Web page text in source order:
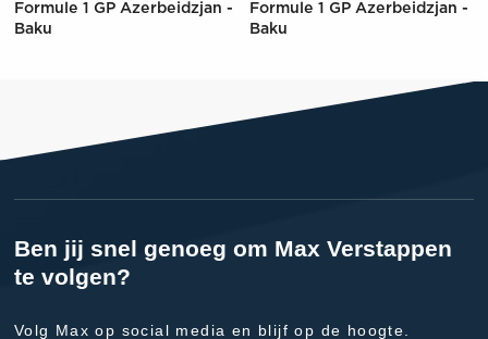
Formule 1 GP Azerbeidzjan -
Baku
Formule 1 GP Azerbeidzjan -
Baku
Ben jij snel genoeg om Max Verstappen
te volgen?
Volg Max op social media en blijf op de hoogte.